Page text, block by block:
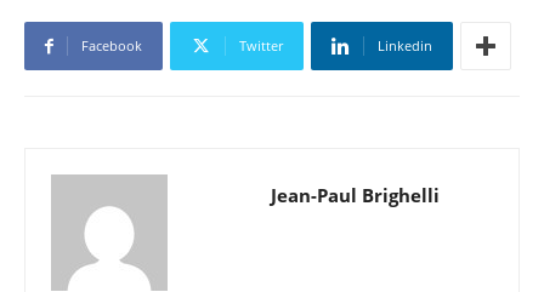
Facebook Twitter Linkedin
Jean-Paul Brighelli